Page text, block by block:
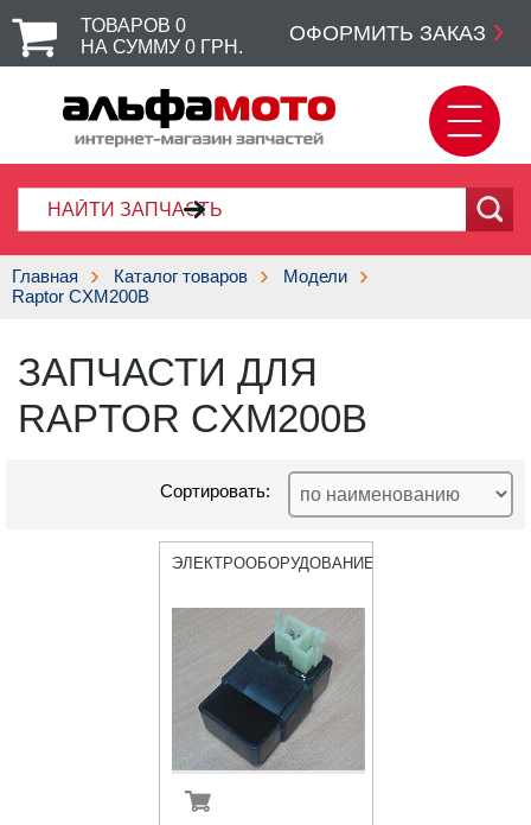
ТОВАРОВ 0
НА СУММУ 0 ГРН.
ОФОРМИТЬ ЗАКАЗ
Главная Каталог товаров
Модели
Raptor CXM200B
ЗАПЧАСТИ ДЛЯ
RAPTOR CXM200B
Сортировать:
ЭЛЕКТРООБОРУДОВАНИЕ